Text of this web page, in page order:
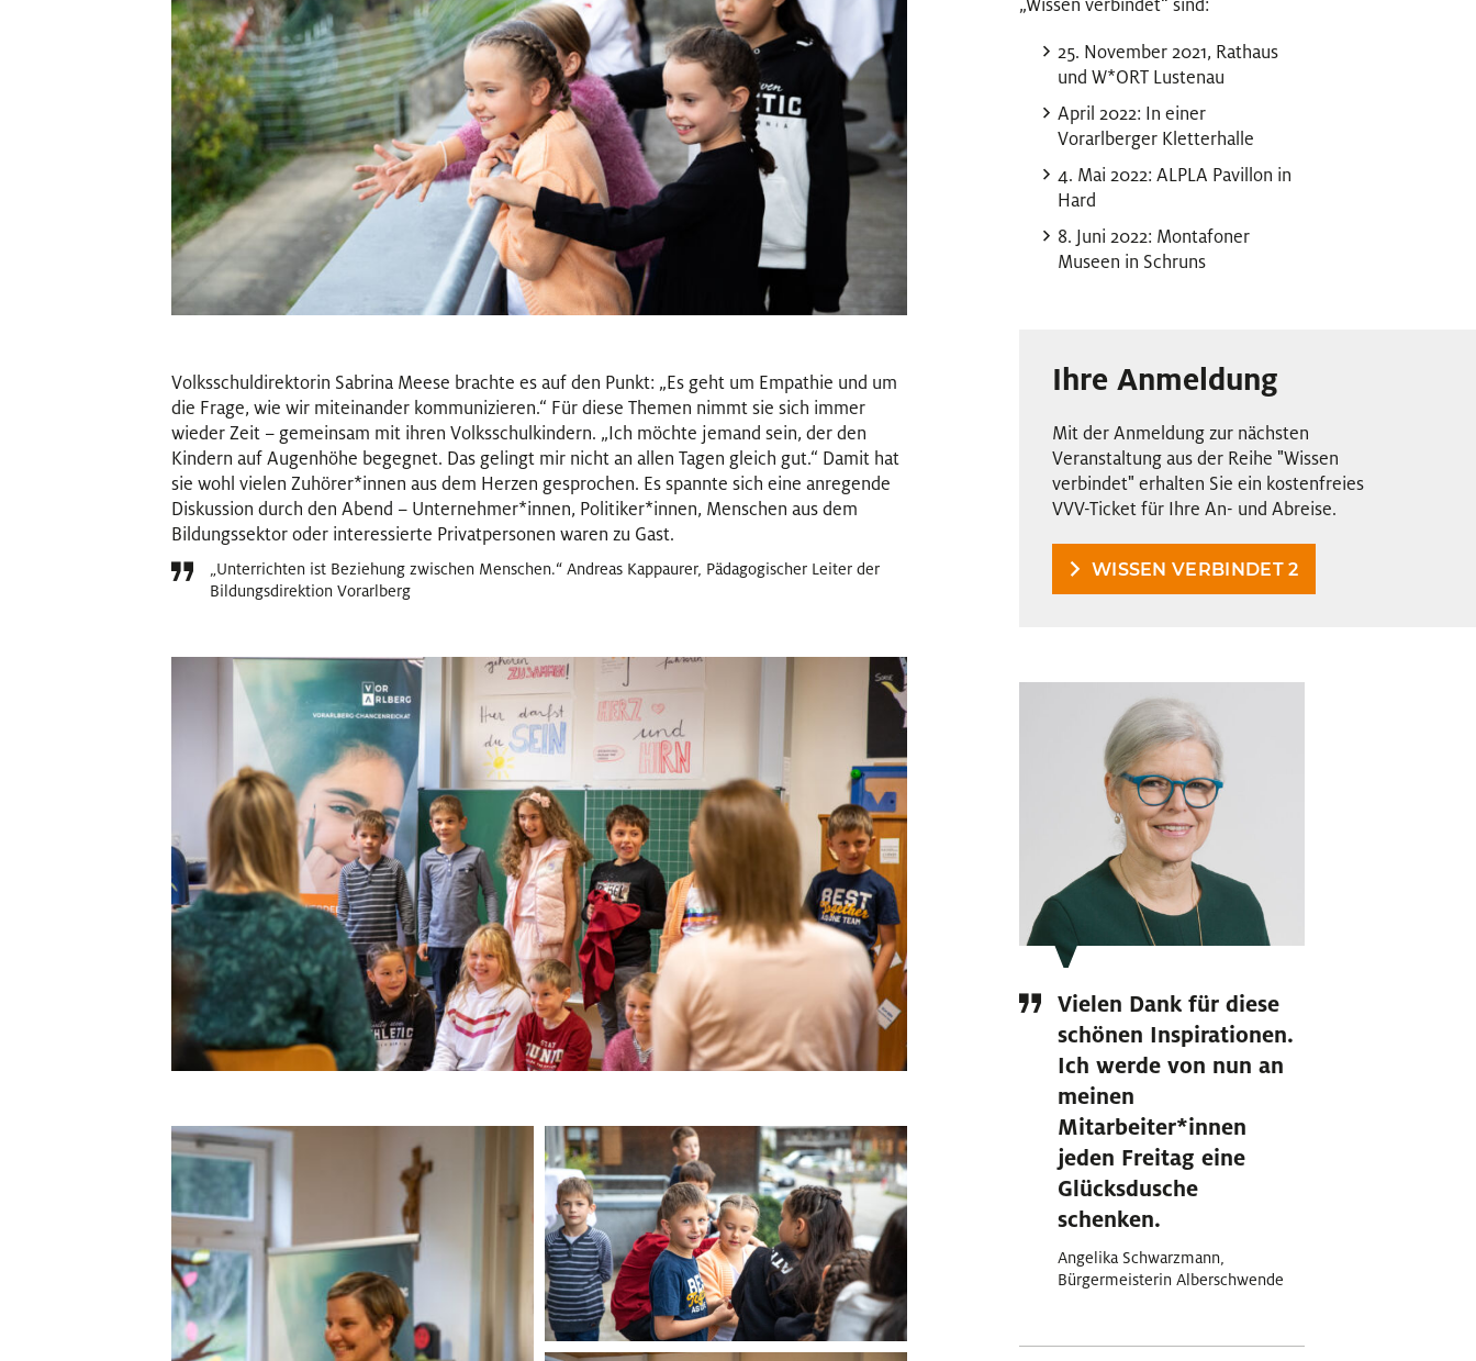
Volksschuldirektorin Sabrina Meese brachte es auf den Punkt: „Es geht um Empathie und um
die Frage, wie wir miteinander kommunizieren.“ Für diese Themen nimmt sie sich immer
wieder Zeit – gemeinsam mit ihren Volksschulkindern. „Ich möchte jemand sein, der den
Kindern auf Augenhöhe begegnet. Das gelingt mir nicht an allen Tagen gleich gut.“ Damit hat
sie wohl vielen Zuhörer*innen Innen
aus dem Herzen gesprochen. Es spannte sich eine anregende
Diskussion durch den Abend – Unternehmer*innenInnen
, Politiker*innenInnen
, Menschen aus dem
Bildungssektor oder interessierte Privatpersonen waren zu Gast.
„Unterrichten ist Beziehung zwischen Menschen.“ Andreas Kappaurer, Pädagogischer Leiter der
Bildungsdirektion Vorarlberg
„Wissen verbindet“ sind:
25. November 2021, Rathaus
und W*ORT Lustenau
April 2022: In einer
Vorarlberger Kletterhalle
4. Mai 2022: ALPLA Pavillon in
Hard
8. Juni 2022: Montafoner
Museen in Schruns
Ihre Anmeldung
Mit der Anmeldung zur nächsten
Veranstaltung aus der Reihe "Wissen
verbindet" erhalten Sie ein kostenfreies
VVV-Ticket für Ihre An- und Abreise.
WISSEN VERBINDET 2
Vielen Dank für diese
schönen Inspirationen.
Ich werde von nun an
meinen
Mitarbeiter*innen
jeden Freitag eine
Glücksdusche
schenken.
Angelika Schwarzmann,
Bürgermeisterin Alberschwende